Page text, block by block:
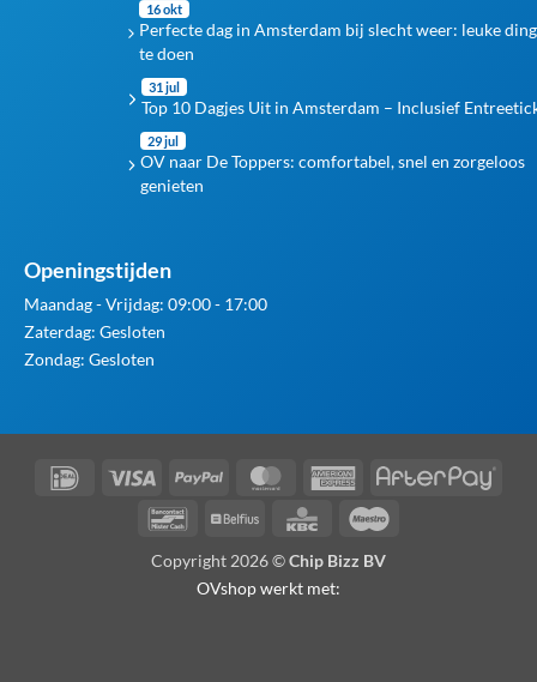
16 okt
Perfecte dag in Amsterdam bij slecht weer: leuke
te doen
31 jul
Top 10 Dagjes Uit in Amsterdam – Inclusief
29 jul
OV naar De Toppers: comfortabel, snel en zorgeloos
genieten
Openingstijden
Maandag - Vrijdag: 09:00 - 17:00
Zaterdag: Gesloten
Zondag: Gesloten
IDeal Visa PayPal MasterCardAmerican
Express
BancontactBelfius KBC
Copyright 2026 ©Chip Bizz BV
OVshop werkt met: